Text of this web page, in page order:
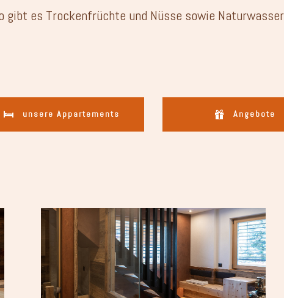
gibt es Trockenfrüchte und Nüsse sowie
unsere Appartements Angebote